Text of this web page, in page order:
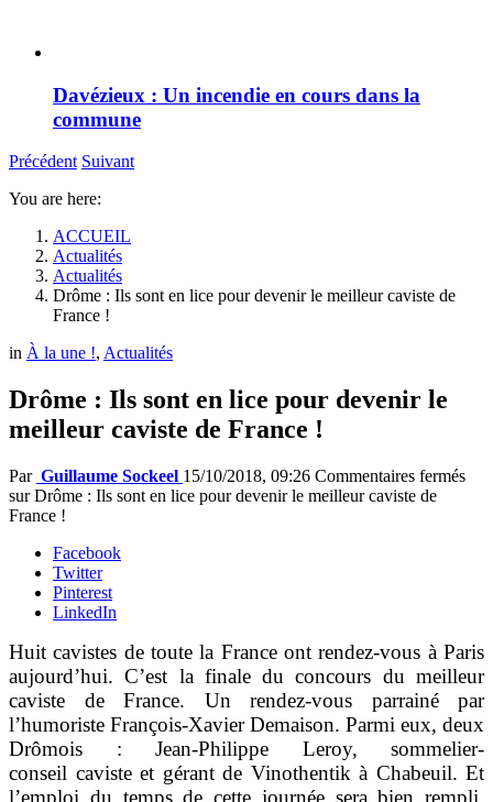
Davézieux : Un incendie en cours dans la
commune
Précédent Suivant
You are here:
ACCUEIL
Actualités
Actualités
Drôme : Ils sont en lice pour devenir le meilleur caviste de
France !
in À la une !, Actualités
Drôme : Ils sont en lice pour devenir le
meilleur caviste de France !
Par Guillaume Sockeel 15/10/2018, 09:26 Commentaires fermés
sur Drôme : Ils sont en lice pour devenir le meilleur caviste de
France !
Facebook
Twitter
Pinterest
LinkedIn
Huit cavistes de toute la France ont rendez-vous à Paris
aujourd’hui. C’est la finale du concours du meilleur
caviste de France. Un rendez-vous parrainé par
l’humoriste François-Xavier Demaison. Parmi eux, deux
Drômois : Jean-Philippe Leroy, sommelier-
conseil caviste et gérant de Vinothentik à Chabeuil. Et
l’emploi du temps de cette journée sera bien rempli,